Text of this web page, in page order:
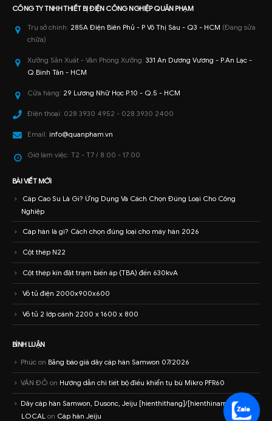
CÔNG TY TNHHTHIẾT BỊ ĐIỆN CÔNG NGHIỆPQUÂN PHẠM
Trụ sở chính: 285A Điện Biên Phủ - P Võ Thị Sáu - Q3 - HCM (Đang sửa
chữa)
Xưởng Sản Xuất - Văn Phòng Xưởng: 331 An Dương Vương - P.An Lạc -
Q.Bình Tân - HCM
Cửa hàng: 29 Lương Nhữ Học P.10 - Q.5 - HCM
Điện thoại: 028 3930 4952 - 028 3930 2400
Email: info@quanpham.vn
Giờ làm việc: T2 - T7 / 8:00 - 17:00
BÀI VIẾT MỚI
Cáp Cao Su Là Gì? Ứng Dụng Và Cách Chọn Đúng Loại Cho Công
Nghiệp
Cáp hàn là gì? Cách chọn đúng loại cho máy hàn 2026
Cột thép N22
Cột thép kín đặt trạm biến áp (TBA) đến 630kvA
Vỏ tủ điện 2000x900x600
Vỏ tủ 2 lớp cánh 2200 x 1600 x 800
BÌNH LUẬN
Phúc on Bảng báo giá dây cáp hàn Samwon 07/2026
VĂN ĐỎ on Hướng dẫn chi tiết bộ điều khiển tụ bù Mikro PFR60
Dây cáp hàn Samwon, Dusonc, Jeiju [hienthithang]/[hienthinam] –
LOCAL on Cáp hàn Jeiju